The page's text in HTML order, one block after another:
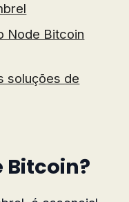
Node Bitcoin
soluções de
Bitcoin?